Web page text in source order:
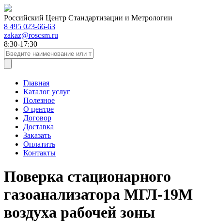
Российский Центр Стандартизации и Метрологии
8 495 023-66-63
zakaz@roscsm.ru
8:30-17:30
Главная
Каталог услуг
Полезное
О центре
Договор
Доставка
Заказать
Оплатить
Контакты
Поверка стационарного
газоанализатора МГЛ-19М
воздуха рабочей зоны